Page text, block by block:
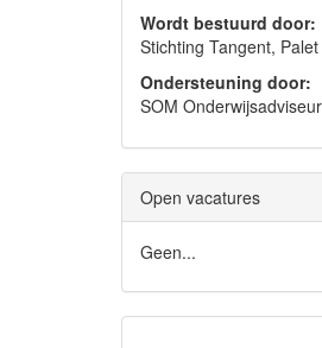
Wordt bestuurd door:
Stichting Tangent,
Ondersteuning door:
SOM
Open vacatures
Geen...